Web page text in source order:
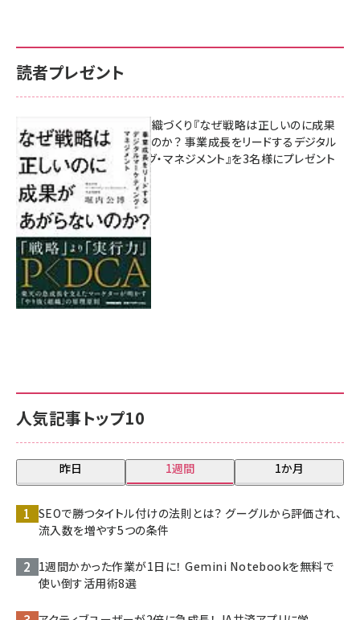
人気記事トップ10
昨日 1週間 1か月
SEOで勝つタイトル付けの法則とは？ グーグルから評価され、
流入数を増やす5つの条件
1週間かかった作業が1日に！ Gemini Notebookを無料で
使い倒す活用術8選
読者プレゼント
成果を生む組織づくり『なぜ戦略は正しいのに成果
があがらないのか？ 事業成長をリードするデジタル
マーケティング・マネジメント』を3名様にプレゼント
8月7日 10:00